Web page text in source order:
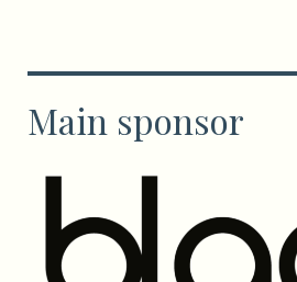
Main sponsor